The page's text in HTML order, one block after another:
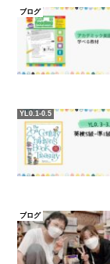
ブログ
YL0.1-0.5
ブログ